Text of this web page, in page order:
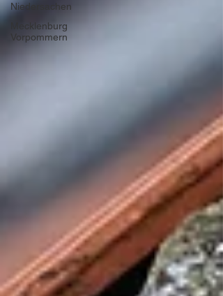
Niedersachen
Mecklenburg
Vorpommern